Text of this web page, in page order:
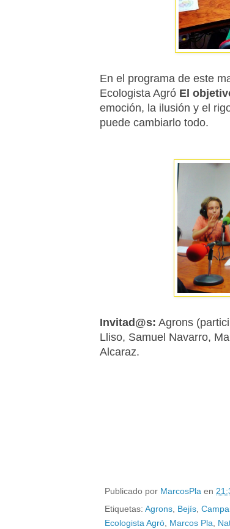
En el programa de este
Ecologista Agró El
emoción, la ilusión y el
puede cambiarlo todo.
Invitad@s: Agrons
Lliso, Samuel Navarro,
Alcaraz.
Publicado por MarcosPla en
Etiquetas: Agrons, Bejís,
Ecologista Agró, Marcos Pla,